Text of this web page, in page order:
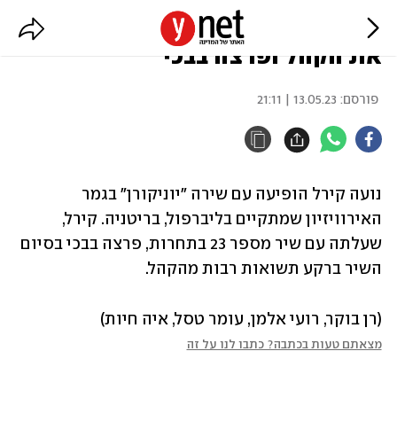
גמר האירוויזיון: נועה קירל סחפה
את הקהל ופרצה בבכי
פורסם: 13.05.23 | 21:11
השיר ברקע תשואות רבות מהקהל.
(רן בוקר, רועי אלמן, עומר טסל, איה חיות)
מצאתם טעות בכתבה? כתבו לנו על זה